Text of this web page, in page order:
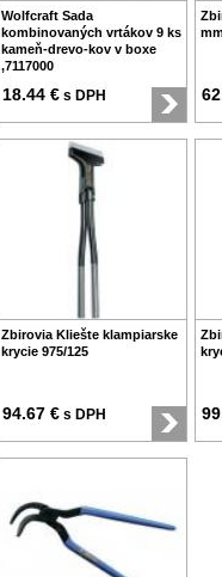
Wolfcraft Sada
kombinovaných vrtákov 9 ks
kameň-drevo-kov v boxe
,7117000
18.44 € s DPH
Zbirovia Kliešte klampiarske
krycie 975/125
94.67 € s DPH